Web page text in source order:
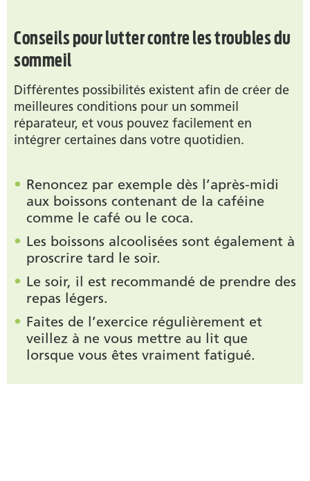
Conseils pour lutter contre les troubles du
sommeil
Différentes possibilités existent afin de créer de
meilleures conditions pour un sommeil
réparateur, et vous pouvez facilement en
intégrer certaines dans votre quotidien.
Renoncez par exemple dès l’après-midi
aux boissons contenant de la caféine
comme le café ou le coca.
Les boissons alcoolisées sont également à
proscrire tard le soir.
Le soir, il est recommandé de prendre des
repas légers.
Faites de l’exercice régulièrement et
veillez à ne vous mettre au lit que
lorsque vous êtes vraiment fatigué.